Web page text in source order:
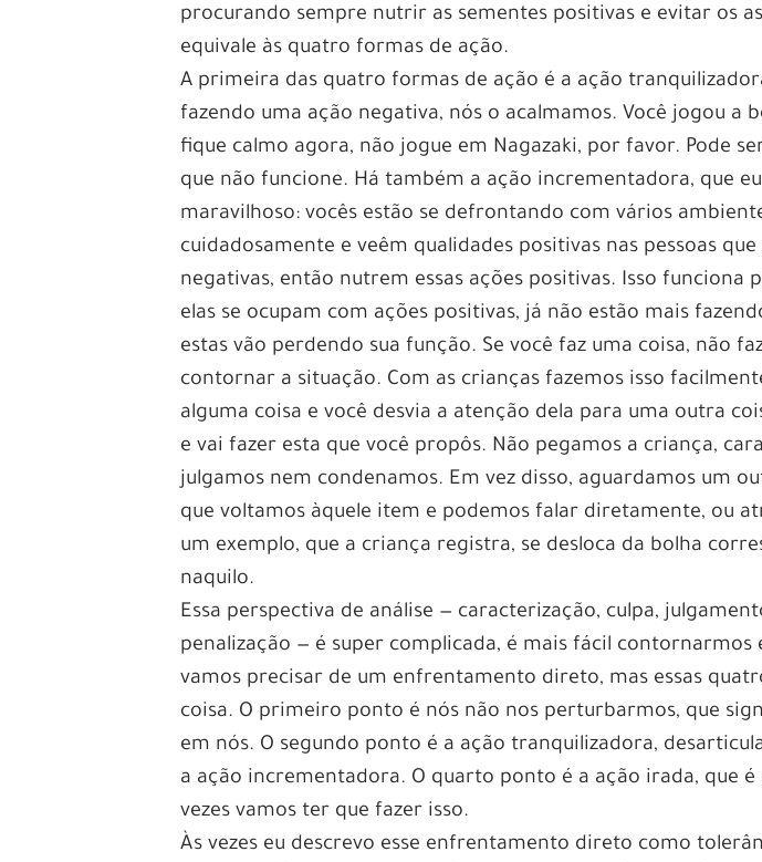
procurando sempre nutrir as sementes positivas e evitar os
equivale às quatro formas de ação.
A primeira das quatro formas de ação é a ação
fazendo uma ação negativa, nós o acalmamos. Você jogou a
fique calmo agora, não jogue em Nagazaki, por favor. Pode
que não funcione. Há também a ação incrementadora, que
maravilhoso: vocês estão se defrontando com vários
cuidadosamente e veêm qualidades positivas nas pessoas
negativas, então nutrem essas ações positivas. Isso funciona
elas se ocupam com ações positivas, já não estão mais
estas vão perdendo sua função. Se você faz uma coisa, não
contornar a situação. Com as crianças fazemos isso
alguma coisa e você desvia a atenção dela para uma outra
e vai fazer esta que você propôs. Não pegamos a criança,
julgamos nem condenamos. Em vez disso, aguardamos um
que voltamos àquele item e podemos falar diretamente, ou
um exemplo, que a criança registra, se desloca da bolha
naquilo.
Essa perspectiva de análise — caracterização, culpa,
penalização — é super complicada, é mais fácil contornarmos
vamos precisar de um enfrentamento direto, mas essas
coisa. O primeiro ponto é nós não nos perturbarmos, que
em nós. O segundo ponto é a ação tranquilizadora,
a ação incrementadora. O quarto ponto é a ação irada, que
vezes vamos ter que fazer isso.
Às vezes eu descrevo esse enfrentamento direto como